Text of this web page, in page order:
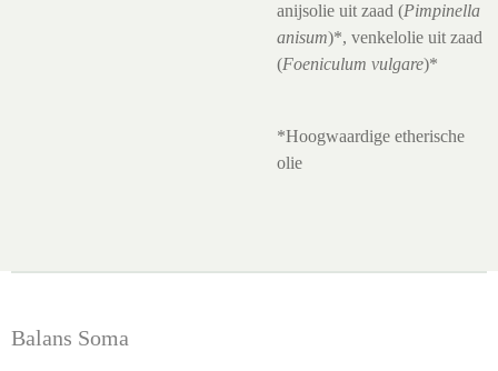
anijsolie uit zaad (Pimpinella
anisum)*, venkelolie uit zaad
(Foeniculum vulgare)*
*Hoogwaardige etherische
olie
Balans Soma